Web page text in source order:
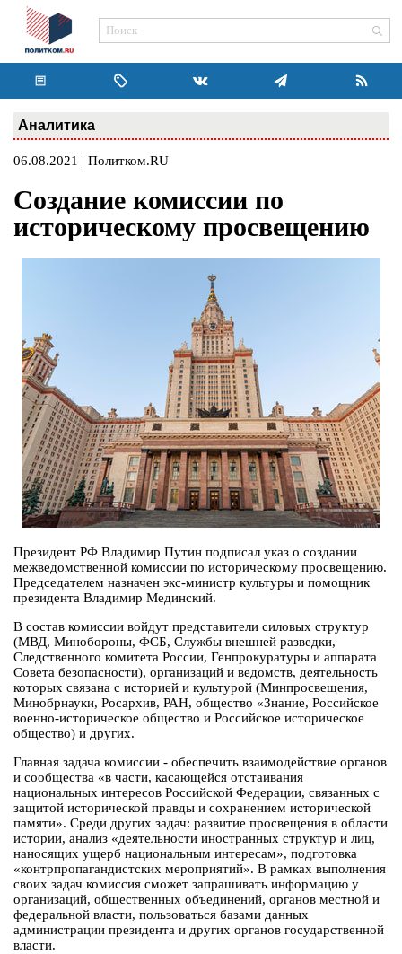
Аналитика
06.08.2021 | Политком.RU
Создание комиссии по
историческому просвещению
Президент РФ Владимир Путин подписал указ о создании
межведомственной комиссии по историческому просвещению.
Председателем назначен экс-министр культуры и помощник
президента Владимир Мединский.
В состав комиссии войдут представители силовых структур
(МВД, Минобороны, ФСБ, Службы внешней разведки,
Следственного комитета России, Генпрокуратуры и аппарата
Совета безопасности), организаций и ведомств, деятельность
которых связана с историей и культурой (Минпросвещения,
Минобрнауки, Росархив, РАН, общество «Знание, Российское
военно-историческое общество и Российское историческое
общество) и других.
Главная задача комиссии - обеспечить взаимодействие органов
и сообщества «в части, касающейся отстаивания
национальных интересов Российской Федерации, связанных с
защитой исторической правды и сохранением исторической
памяти». Среди других задач: развитие просвещения в области
истории, анализ «деятельности иностранных структур и лиц,
наносящих ущерб национальным интересам», подготовка
«контрпропагандистских мероприятий». В рамках выполнения
своих задач комиссия сможет запрашивать информацию у
организаций, общественных объединений, органов местной и
федеральной власти, пользоваться базами данных
администрации президента и других органов государственной
власти.